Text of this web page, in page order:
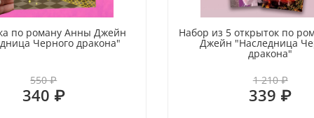
по роману Анны Джейн
Черного дракона"
550 ₽
340 ₽
Набор из 5 открыток по
Джейн "Наследница
дракона"
1 210 ₽
339 ₽